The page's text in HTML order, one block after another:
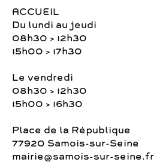
ACCUEIL
Du lundi au jeudi
08h30 > 12h30
15h00 > 17h30
Le vendredi
08h30 > 12h30
15h00 > 16h30
Place de la République
77920 Samois-sur-Seine
mairie@samois-sur-seine.fr